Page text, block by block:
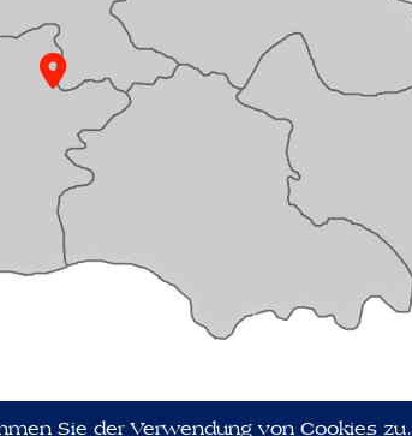
Sie der Verwendung von Cookies zu.